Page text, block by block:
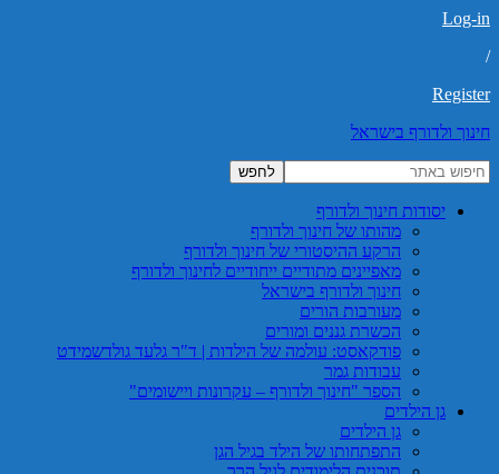
Log-in
/
Register
חינוך ולדורף בישראל
יסודות חינוך ולדורף
מהותו של חינוך ולדורף
הרקע ההיסטורי של חינוך ולדורף
מאפיינים מתודיים ייחודיים לחינוך ולדורף
חינוך ולדורף בישראל
מעורבות הורים
הכשרת גננים ומורים
פודקאסט: עולמה של הילדות | ד"ר גלעד גולדשמידט
עבודות גמר
הספר "חינוך ולדורף – עקרונות ויישומים"
גן הילדים
גן הילדים
התפתחותו של הילד בגיל הגן